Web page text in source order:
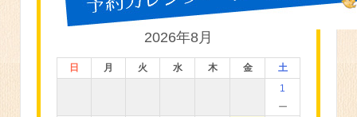
2026年8月
日 月 火 水 木 金
土
1
－